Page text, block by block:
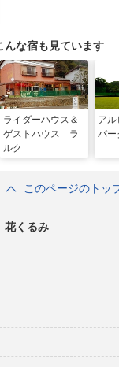
んな宿も見ています
ライダーハウス＆
ゲストハウス ラ
ルク
アル
パー
このページのトッ
くるみ